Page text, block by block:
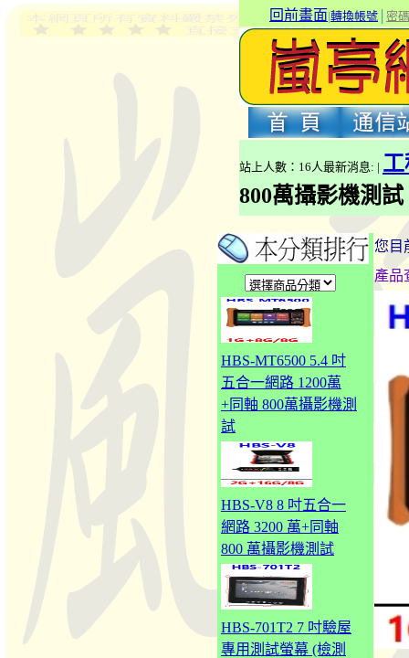
回前畫面|轉換帳號 密
站上人數：16人最新消息: |
800萬攝影機測試
HBS-MT6500 5.4 吋
五合一網路 1200萬
+同軸 800萬攝影機測
試
HBS-V8 8 吋五合一
網路 3200 萬+同軸
800 萬攝影機測試
HBS-701T2 7 吋驗屋
專用測試螢幕 (檢測
您目
產品